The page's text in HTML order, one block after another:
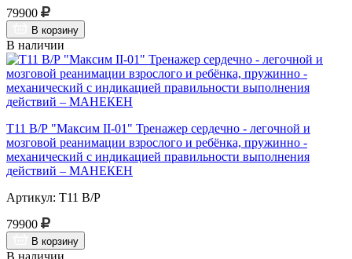
79900
В корзину
В наличии
Т11 В/Р "Максим II-01" Тренажер сердечно - легочной и
мозговой реанимации взрослого и ребёнка, пружинно -
механический с индикацией правильности выполнения
действий – МАНЕКЕН
Артикул: Т11 В/Р
79900
В корзину
В наличии